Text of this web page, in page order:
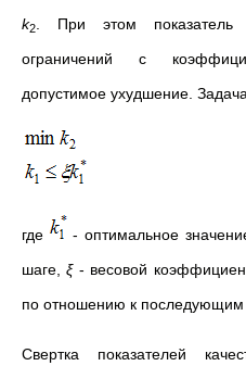
k2 . При этом
ограничений с
допустимое ухудшение.
где
- оптимальное
шаге,ξ- весовой
по отношению к последующим
Свертка показателей